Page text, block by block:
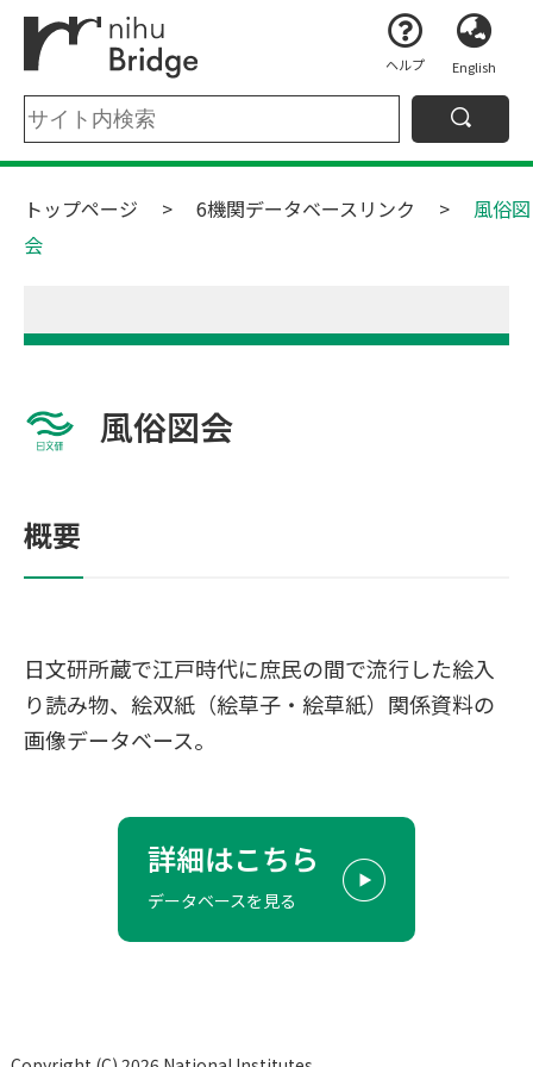
ヘルプ English
トップページ 6機関データベースリンク
風俗図
会
風俗図会
概要
日文研所蔵で江戸時代に庶民の間で流行した絵入
り読み物、絵双紙（絵草子・絵草紙）関係資料の
画像データベース。
詳細はこちら
データベースを見る